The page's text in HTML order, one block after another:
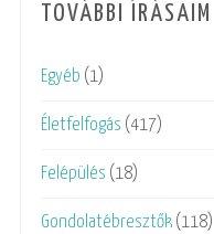
TOVÁBBI ÍRÁSAIM
Egyéb (1)
Életfelfogás (417)
Felépülés (18)
Gondolatébresztők (118)